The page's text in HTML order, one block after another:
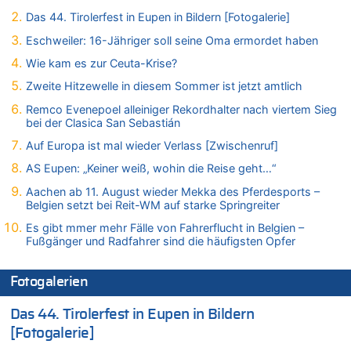
Tempolimit in 30er-Zonen – Untersuchung von Vias
07.08.2026 - 13:20 von JoKrings zu
Tempolimit in 30er-Zonen – Untersuchung von Vias
07.08.2026 - 13:04 von Kein Raser zu
In Belgien missachten zwei von drei Autofahrern das
Tempolimit in 30er-Zonen – Untersuchung von Vias
07.08.2026 - 13:01 von Experten? zu
Tempolimit in 30er-Zonen – Untersuchung von Vias
07.08.2026 - 12:43 von JoKrings zu
Zweite Hitzewelle in diesem Sommer ist jetzt amtlich
07.08.2026 - 12:31 von Fassungslos zu
In Belgien missachten zwei von drei Autofahrern das
07.08.2026 - 11:31 von Zuhörer zu
In Belgien missachten zwei von drei Autofahrern das
Tempolimit in 30er-Zonen – Untersuchung von Vias
07.08.2026 - 11:23 von Dax zu
Das 44. Tirolerfest in Eupen in Bildern [Fotogalerie]
Eschweiler: 16-Jähriger soll seine Oma ermordet haben
Wie kam es zur Ceuta-Krise?
Zweite Hitzewelle in diesem Sommer ist jetzt amtlich
Remco Evenepoel alleiniger Rekordhalter nach viertem Sieg
bei der Clasica San Sebastián
Auf Europa ist mal wieder Verlass [Zwischenruf]
AS Eupen: „Keiner weiß, wohin die Reise geht…“
Aachen ab 11. August wieder Mekka des Pferdesports –
Belgien setzt bei Reit-WM auf starke Springreiter
Es gibt mmer mehr Fälle von Fahrerflucht in Belgien –
Fußgänger und Radfahrer sind die häufigsten Opfer
Fotogalerien
Das 44. Tirolerfest in Eupen in Bildern
[Fotogalerie]